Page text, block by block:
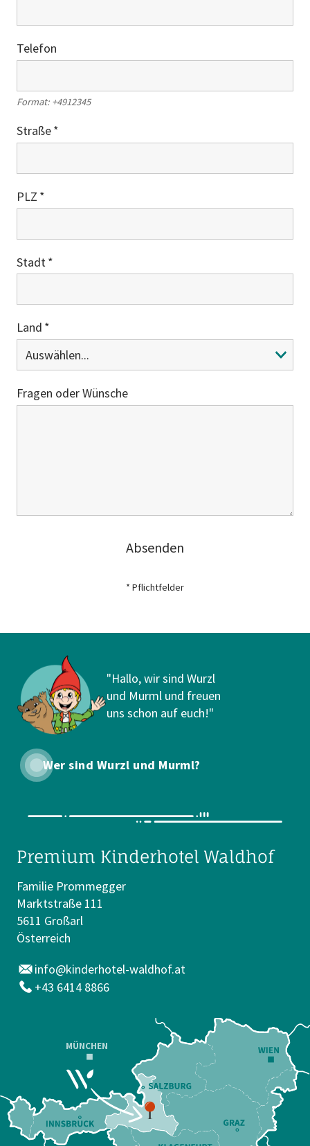
Telefon
Format: +4912345
Straße
PLZ
Stadt
Land
Fragen oder Wünsche
Absenden
* Pflichtfelder
"Hallo, wir sind Wurzl
und Murml und freuen
uns schon auf euch!"
Wer sind Wurzl und Murml?
Premium Kinderhotel Waldhof
Familie Prommegger
Marktstraße 111
5611 Großarl
Österreich
info@kinderhotel-waldhof.at
+43 6414 8866
MÜNCHEN